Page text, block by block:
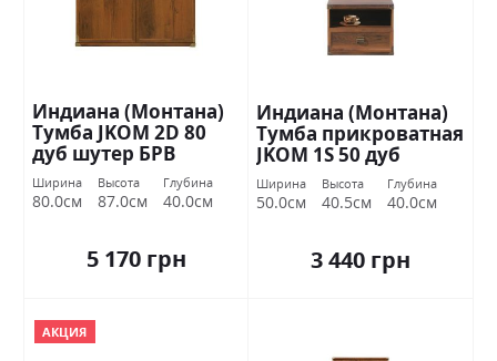
Индиана (Монтана)
Тумба JKOM 2D 80
дуб шутер БРВ
Украина
Ширина
80.0см
Высота
87.0см
Глубина
40.0см
5 170 грн
Индиана (Монтана)
Тумба прикроватная
JKOM 1S 50 дуб
шутер БРВ Украина
Ширина
50.0см
Высота
40.5см
Глубина
40.0см
3 440 грн
АКЦИЯ